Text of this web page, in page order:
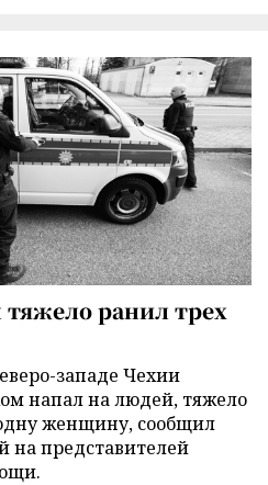
ранил трех
западе Чехии
напал на людей, тяжело
женщину, сообщил
на представителей